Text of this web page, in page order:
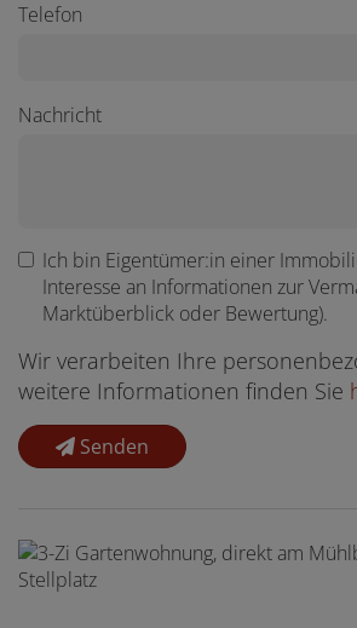
Telefon
Nachricht
Ich bin Eigentümer:in einer
Interesse an Informationen zur
Marktüberblick oder Bewertung).
Wir verarbeiten Ihre
weitere Informationen finden Sie
Senden